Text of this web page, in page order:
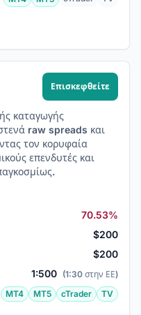
Επισκεφθείτε
καταγωγής
raw spreads και
τον κορυφαία
επενδυτές και
70.53%
$200
$200
1:500 (1:30 στην ΕΕ)
MT4 MT5 cTrader TV